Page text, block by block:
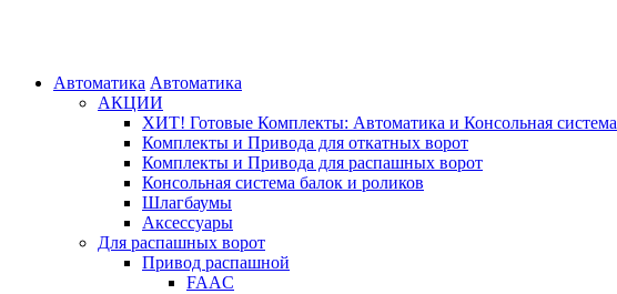
Автоматика Автоматика
АКЦИИ
ХИТ! Готовые Комплекты: Автоматика и Консольная система
Комплекты и Привода для откатных ворот
Комплекты и Привода для распашных ворот
Консольная система балок и роликов
Шлагбаумы
Аксессуары
Для распашных ворот
Привод распашной
FAAC